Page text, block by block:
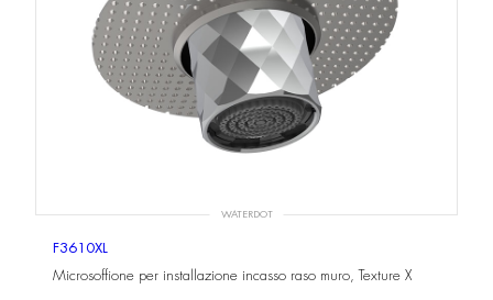
WATERDOT
F3610XL
Microsoffione per installazione incasso raso muro, Texture X